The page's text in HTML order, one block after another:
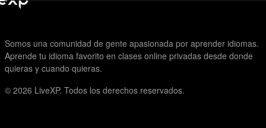
Somos una comunidad de gente apasionada por aprender idiomas.
Aprende tu idioma favorito en clases online privadas desde donde
quieras y cuando quieras.
© 2026 LiveXP. Todos los derechos reservados.